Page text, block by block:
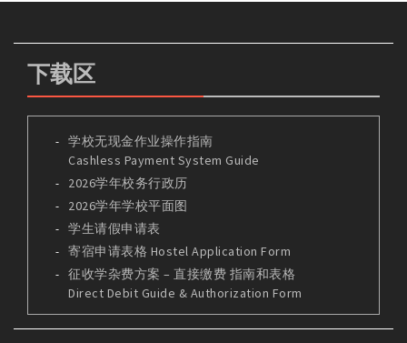
下载区
学校无现金作业操作指南
Cashless Payment System Guide
2026学年校务行政历
2026学年学校平面图
学生请假申请表
寄宿申请表格 Hostel Application Form
征收学杂费方案 – 直接缴费 指南和表格
Direct Debit Guide & Authorization Form